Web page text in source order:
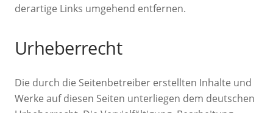
derartige Links umgehend entfernen.
Urheberrecht
Die durch die Seitenbetreiber erstellten Inhalte und
Werke auf diesen Seiten unterliegen dem deutschen